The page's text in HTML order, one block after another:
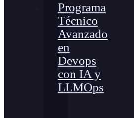
Programa
Técnico
Avanzado
en
Devops
con IA y
LLMOps